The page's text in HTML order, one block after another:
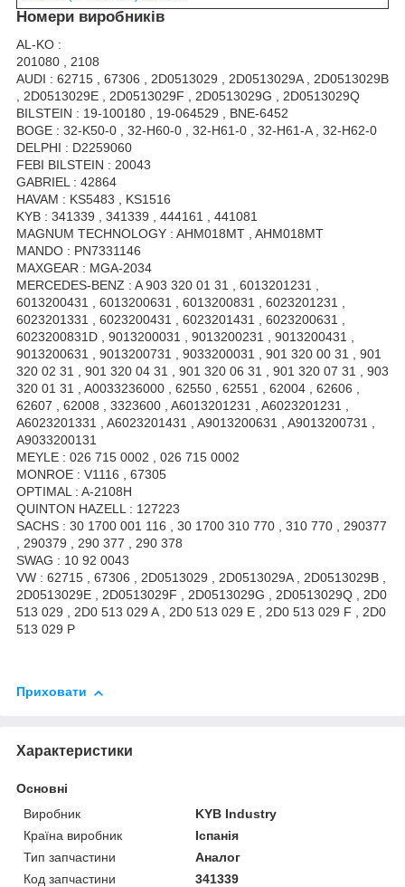
Номери виробників
AL-KO :
201080 , 2108
AUDI : 62715 , 67306 , 2D0513029 , 2D0513029A , 2D0513029B
, 2D0513029E , 2D0513029F , 2D0513029G , 2D0513029Q
BILSTEIN : 19-100180 , 19-064529 , BNE-6452
BOGE : 32-K50-0 , 32-H60-0 , 32-H61-0 , 32-H61-A , 32-H62-0
DELPHI : D2259060
FEBI BILSTEIN : 20043
GABRIEL : 42864
HAVAM : KS5483 , KS1516
KYB : 341339 , 341339 , 444161 , 441081
MAGNUM TECHNOLOGY : AHM018MT , AHM018MT
MANDO : PN7331146
MAXGEAR : MGA-2034
MERCEDES-BENZ : A 903 320 01 31 , 6013201231 ,
6013200431 , 6013200631 , 6013200831 , 6023201231 ,
6023201331 , 6023200431 , 6023201431 , 6023200631 ,
6023200831D , 9013200031 , 9013200231 , 9013200431 ,
9013200631 , 9013200731 , 9033200031 , 901 320 00 31 , 901
320 02 31 , 901 320 04 31 , 901 320 06 31 , 901 320 07 31 , 903
320 01 31 , A0033236000 , 62550 , 62551 , 62004 , 62606 ,
62607 , 62008 , 3323600 , A6013201231 , A6023201231 ,
A6023201331 , A6023201431 , A9013200631 , A9013200731 ,
A9033200131
MEYLE : 026 715 0002 , 026 715 0002
MONROE : V1116 , 67305
OPTIMAL : A-2108H
QUINTON HAZELL : 127223
SACHS : 30 1700 001 116 , 30 1700 310 770 , 310 770 , 290377
, 290379 , 290 377 , 290 378
SWAG : 10 92 0043
VW : 62715 , 67306 , 2D0513029 , 2D0513029A , 2D0513029B ,
2D0513029E , 2D0513029F , 2D0513029G , 2D0513029Q , 2D0
513 029 , 2D0 513 029 A , 2D0 513 029 E , 2D0 513 029 F , 2D0
513 029 P
Приховати
Характеристики
Основні
Виробник
KYB Industry
Країна виробник
Іспанія
Тип запчастини
Аналог
Код запчастини
341339